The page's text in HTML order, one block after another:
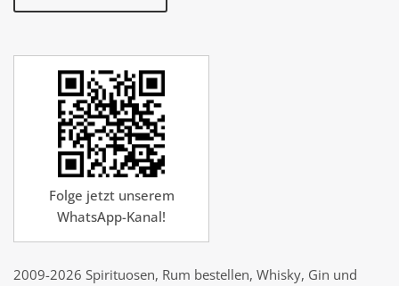
Folge jetzt unserem
WhatsApp-Kanal!
2009-2026 Spirituosen, Rum bestellen, Whisky, Gin und